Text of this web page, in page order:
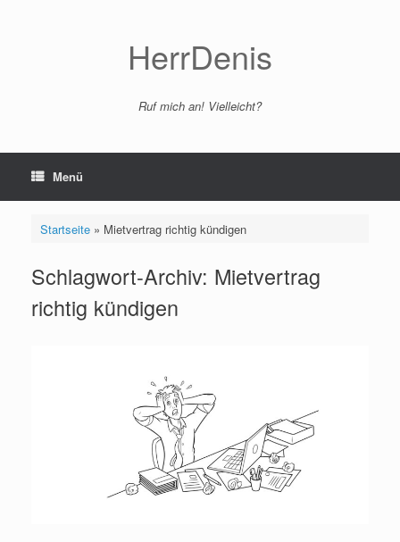
HerrDenis
Ruf mich an! Vielleicht?
Menü
Startseite» Mietvertrag richtig kündigen
Schlagwort-Archiv: Mietvertrag
richtig kündigen